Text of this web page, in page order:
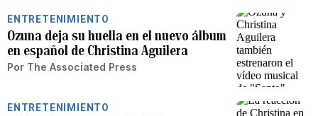
ENTRETENIMIENTO
Ozuna deja su huella en el nuevo álbum
en español de Christina Aguilera
Por The Associated Press
ENTRETENIMIENTO